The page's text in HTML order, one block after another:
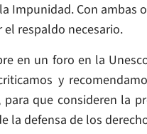
Impunidad. Con ambas
respaldo necesario.
en un foro en la
y
que consideren la
la defensa de los